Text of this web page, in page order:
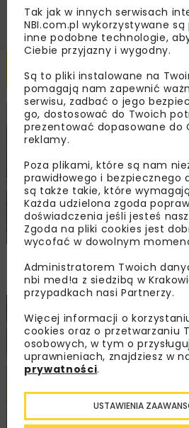
Powiązane artykuły
KOLEJ
PKP PLK ogłosiły
– Szczyrzyc projektu
DROGI
Tak jak w innych serwisach
NBI.com.pl wykorzystywane
inne podobne technologie,
Ciebie przyjazny i wygodny.
Są to pliki instalowane na
pomagają nam zapewnić
serwisu, zadbać o jego
go, dostosować do Twoich
prezentować dopasowane do
reklamy.
Poza plikami, które są nam
prawidłowego i bezpiecznego
są także takie, które
Każda udzielona zgoda
doświadczenia jeśli jesteś
Zgoda na pliki cookies jest
wycofać w dowolnym
Administratorem Twoich
nbi med!a z siedzibą w
przypadkach nasi Partnerzy.
Więcej informacji o
cookies oraz o przetwarzaniu
osobowych, w tym o
uprawnieniach, znajdziesz w
prywatności.
USTAWIENIA